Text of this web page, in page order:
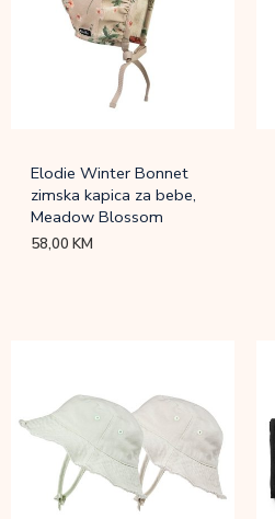
Elodie Winter Bonnet
zimska kapica za bebe,
Meadow Blossom
58,00KM